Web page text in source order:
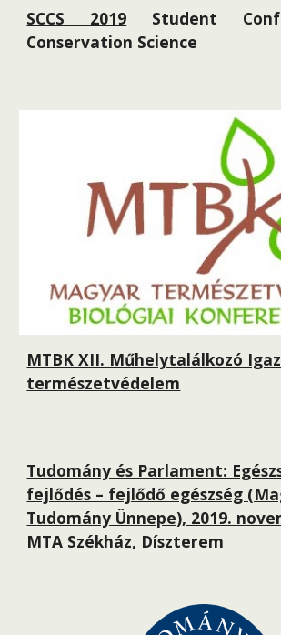
SCCS 2019 Student
Conservation Science
MTBK XII. Műhelytalálkozó
természetvédelem
Tudomány és Parlament:
fejlődés – fejlődő egészség
Tudomány Ünnepe), 2019.
MTA Székház, Díszterem